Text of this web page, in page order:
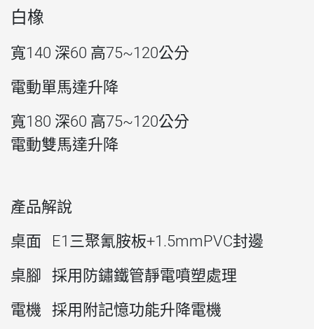
白橡
寬140 深60 高75~120公分
電動單馬達升降
寬180 深60 高75~120公分
電動雙馬達升降
產品解說
桌面 E1三聚氰胺板+1.5mmPVC封邊
桌腳 採用防鏽鐵管靜電噴塑處理
電機 採用附記憶功能升降電機